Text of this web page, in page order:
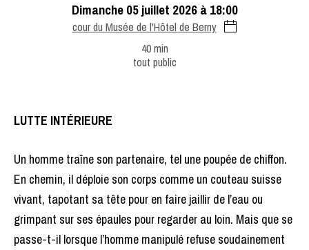
dimanche 05 juillet 2026 à 18:00
cour du Musée de l'Hôtel de Berny
40 min
tout public
LUTTE INTÉRIEURE
Un homme traîne son partenaire, tel une poupée de chiffon.
En chemin, il déploie son corps comme un couteau suisse
vivant, tapotant sa tête pour en faire jaillir de l’eau ou
grimpant sur ses épaules pour regarder au loin. Mais que se
passe-t-il lorsque l’homme manipulé refuse soudainement